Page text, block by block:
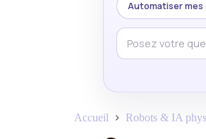
Automatiser mes
Accueil Robots & IA